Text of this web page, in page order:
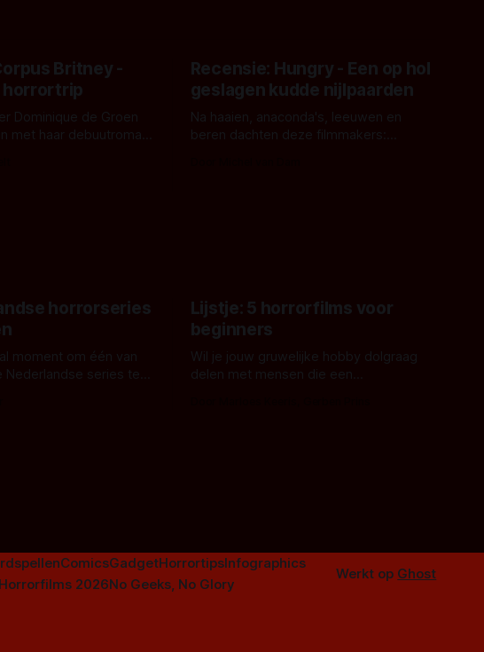
Britney -
horrortrip
Dominique de Groen
met haar debuutroman.
Recensie: Hungry - Een op hol
geslagen kudde nijlpaarden
Na haaien, anaconda's, leeuwen en
beren dachten deze filmmakers:
horrorseries
moment om één van
Nederlandse series te
Lijstje: 5 horrorfilms voor
beginners
Wil je jouw gruwelijke hobby dolgraag
delen met mensen die een
ComicsGadgetHorrortipsInfographics
Horrorfilms 2026No Geeks, No Glory
Werkt op Ghost